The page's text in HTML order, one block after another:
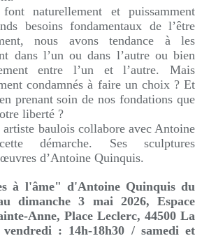
naturellement et puissamment
besoins fondamentaux de l’être
nous avons tendance à les
dans l’un ou dans l’autre ou bien
entre l’un et l’autre. Mais
condamnés à faire un choix ? Et
prenant soin de nos fondations que
liberté ?
artiste baulois collabore avec Antoine
démarche. Ses sculptures
d’Antoine Quinquis.
à l'âme" d'Antoine Quinquis du
dimanche 3 mai 2026, Espace
Anne, Place Leclerc, 44500 La
: 14h-18h30 / samedi et